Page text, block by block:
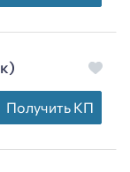
Получить КП